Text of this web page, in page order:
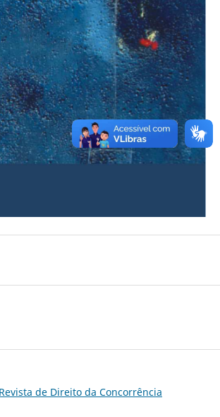
de Direito da Concorrência